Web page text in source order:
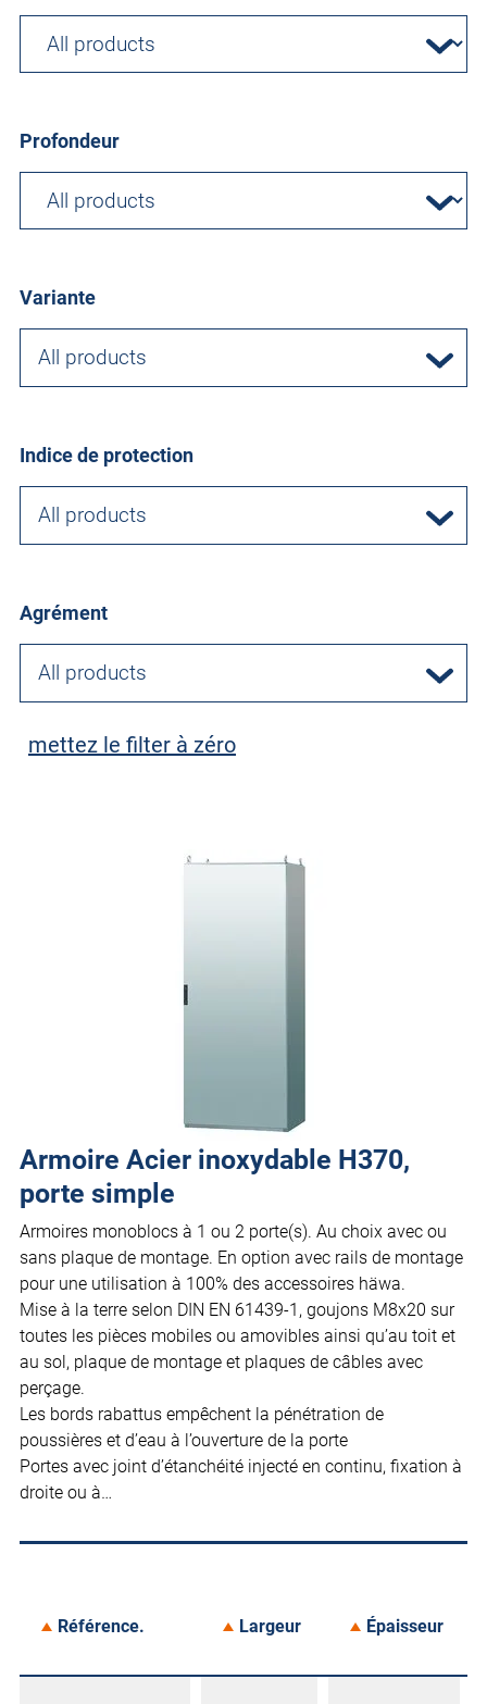
Profondeur
Variante
All products
Indice de protection
All products
Agrément
All products
mettez le filter à zéro
Armoire Acier inoxydable H370,
porte simple
Armoires monoblocs à 1 ou 2 porte(s). Au choix avec ou
sans plaque de montage. En option avec rails de montage
pour une utilisation à 100% des accessoires häwa.
Mise à la terre selon DIN EN 61439-1, goujons M8x20 sur
toutes les pièces mobiles ou amovibles ainsi qu’au toit et
au sol, plaque de montage et plaques de câbles avec
perçage.
Les bords rabattus empêchent la pénétration de
poussières et d’eau à l’ouverture de la porte
Portes avec joint d’étanchéité injecté en continu, fixation à
droite ou à…
Référence. Largeur Épaisseur